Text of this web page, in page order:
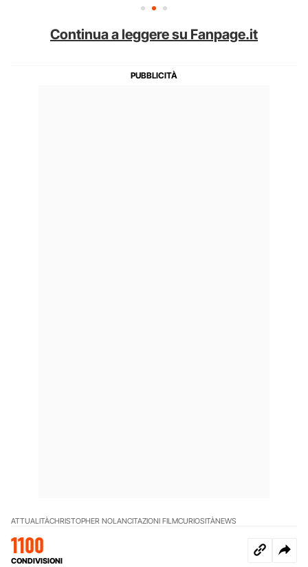
Continua a leggere su Fanpage.it
ATTUALITÀCHRISTOPHER NOLANCITAZIONI FILMCURIOSITÀNEWS
1100
CONDIVISIONI